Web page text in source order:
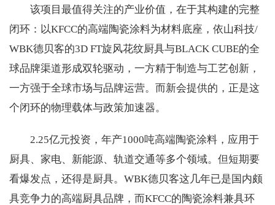
该项目最值得关注的产业价值，在于其构建的完整
闭环：以KFCC的高端陶瓷涂料为材料底座，依山科技/
WBK德贝客的3D FT旋风花纹厨具与BLACK CUBE的全
球品牌渠道形成双轮驱动，一方精于制造与工艺创新，
一方强于全球市场与品牌运营。而新会提供的，正是这
个闭环的物理载体与政策加速器。
2.25亿元投资，年产1000吨高端陶瓷涂料，应用于
厨具、家电、新能源、轨道交通等多个领域。但短期要
看爆发点，还得是厨具。WBK德贝客这几年已是国内颇
具竞争力的高端厨具品牌，而KFCC的陶瓷涂料兼具环